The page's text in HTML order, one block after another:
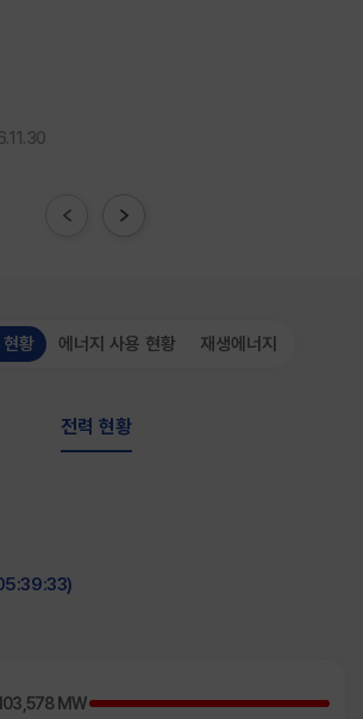
황 에너지 사용 현황 재생에너지
전력 현황
MW